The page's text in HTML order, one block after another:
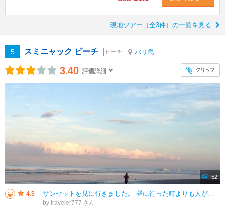
現地ツアー（全3件）の一覧を見る
5 スミニャック ビーチ ビーチ バリ島
3.40 評価詳細 クリップ
52
4.5 サンセットを見に行きました。 昼に行った時よりも人が沢山来ていました。 あちこちで写真を撮っていますが、砂浜が広いの混雑ということはなく全然きになりませんでした。 あいにく水平線あたりに雲がたまっていて日の入りは見ら
by traveler777